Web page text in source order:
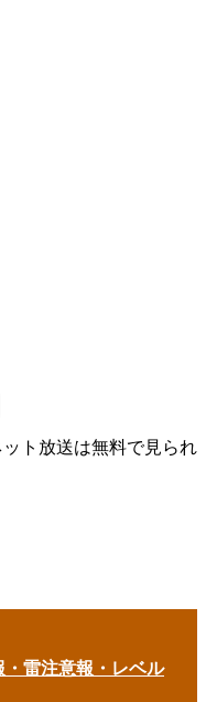
ト放送は無料で見られ
・雷注意報・レベル